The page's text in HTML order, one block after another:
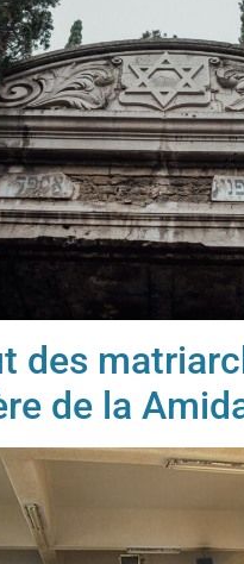
des
de la